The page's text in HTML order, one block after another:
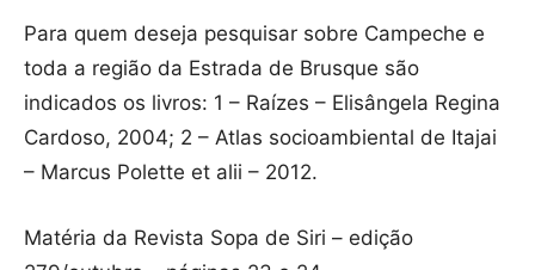
Para quem deseja pesquisar sobre Campeche e
toda a região da Estrada de Brusque são
indicados os livros: 1 – Raízes – Elisângela Regina
Cardoso, 2004; 2 – Atlas socioambiental de Itajai
– Marcus Polette et alii – 2012.
Matéria da Revista Sopa de Siri – edição